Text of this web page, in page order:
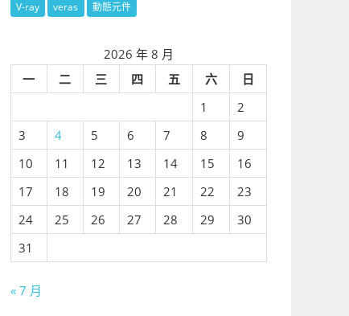
V-ray
veras 動態元件
2026 年 8 月
一
二 三 四 五 六
日
1
2
3
4 5 6 7 8
9
10
11 12 13 14 15
16
17
18 19 20 21 22
23
24
25 26 27 28 29
30
31
« 7 月